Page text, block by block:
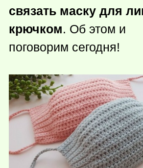
связать маску для
крючком. Об этом и
поговорим сегодня!